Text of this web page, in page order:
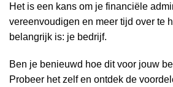
Het is een kans om je financiële
vereenvoudigen en meer tijd over te
belangrijk is: je bedrijf.
Ben je benieuwd hoe dit voor jouw
Probeer het zelf en ontdek de